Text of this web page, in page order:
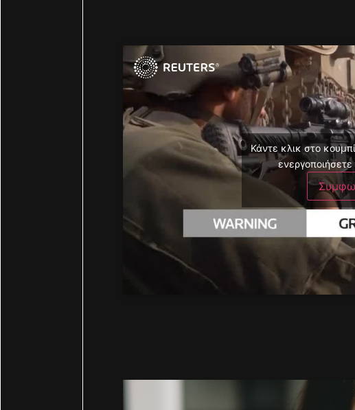
Κάντε κλικ στο